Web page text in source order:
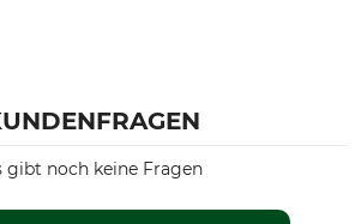
gibt noch keine Fragen